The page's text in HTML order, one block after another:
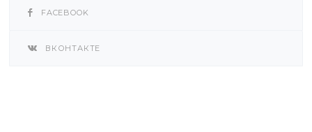
FACEBOOK
ВКОНТАКТЕ